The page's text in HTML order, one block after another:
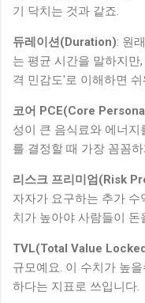
기 닥치는 것과 같죠.
듀레이션(Duration): 원
는 평균 시간을 말하지
격 민감도'로 이해하면 쉬
코어 PCE(Core
성이 큰 음식료와 에너지
를 결정할 때 가장 꼼꼼
리스크 프리미엄(Risk
자자가 요구하는 추가
치가 높아야 사람들이 돈
TVL(Total Value
규모예요. 이 수치가 높
하다는 지표로 쓰입니다.